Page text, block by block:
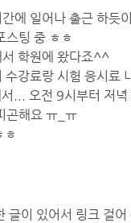
에 일어나 출근 하듯
스팅 중 ㅎㅎ
서 학원에 왔다죠^^
강료랑 시험 응시료
... 오전 9시부터 저
곤해요 ㅠ_ㅠ
글이 있어서 링크 걸어